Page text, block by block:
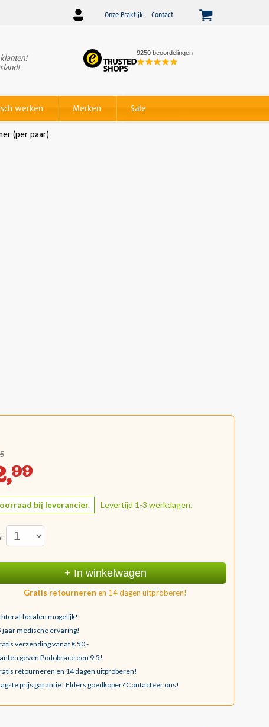
Onze Praktijk Contact
9250 beoordelingen
WinnaarBeslist Webshop
Award voor beste service!
werken Merken Sale
(per paar)
99
bij leverancier. Levertijd 1-3 werkdagen.
+ In winkelwagen
Gratis retourneren en 14 dagen uitproberen!
betalen mogelijk!
jaar medische ervaring!
verzending vanaf € 50,-
geven Podobrace een 9,5!
retourneren en 14 dagen uitproberen!
prijs garantie! Elders goedkoper? Contacteer ons!